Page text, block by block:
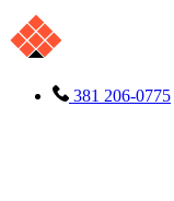
381 206-0775